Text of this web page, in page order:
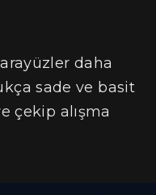
daha
sade ve basit
çekip alışma